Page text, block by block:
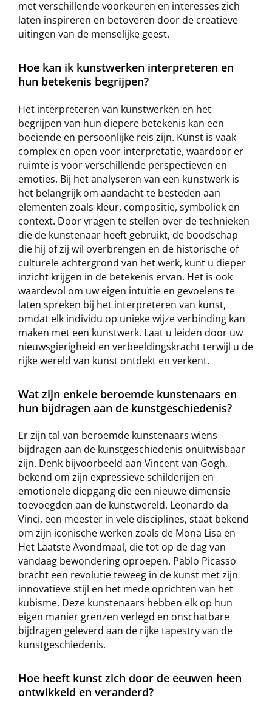
met verschillende voorkeuren en interesses zich
laten inspireren en betoveren door de creatieve
uitingen van de menselijke geest.
Hoe kan ik kunstwerken interpreteren en
hun betekenis begrijpen?
Het interpreteren van kunstwerken en het
begrijpen van hun diepere betekenis kan een
boeiende en persoonlijke reis zijn. Kunst is vaak
complex en open voor interpretatie, waardoor er
ruimte is voor verschillende perspectieven en
emoties. Bij het analyseren van een kunstwerk is
het belangrijk om aandacht te besteden aan
elementen zoals kleur, compositie, symboliek en
context. Door vragen te stellen over de technieken
die de kunstenaar heeft gebruikt, de boodschap
die hij of zij wil overbrengen en de historische of
culturele achtergrond van het werk, kunt u dieper
inzicht krijgen in de betekenis ervan. Het is ook
waardevol om uw eigen intuïtie en gevoelens te
laten spreken bij het interpreteren van kunst,
omdat elk individu op unieke wijze verbinding kan
maken met een kunstwerk. Laat u leiden door uw
nieuwsgierigheid en verbeeldingskracht terwijl u de
rijke wereld van kunst ontdekt en verkent.
Wat zijn enkele beroemde kunstenaars en
hun bijdragen aan de kunstgeschiedenis?
Er zijn tal van beroemde kunstenaars wiens
bijdragen aan de kunstgeschiedenis onuitwisbaar
zijn. Denk bijvoorbeeld aan Vincent van Gogh,
bekend om zijn expressieve schilderijen en
emotionele diepgang die een nieuwe dimensie
toevoegden aan de kunstwereld. Leonardo da
Vinci, een meester in vele disciplines, staat bekend
om zijn iconische werken zoals de Mona Lisa en
Het Laatste Avondmaal, die tot op de dag van
vandaag bewondering oproepen. Pablo Picasso
bracht een revolutie teweeg in de kunst met zijn
innovatieve stijl en het mede oprichten van het
kubisme. Deze kunstenaars hebben elk op hun
eigen manier grenzen verlegd en onschatbare
bijdragen geleverd aan de rijke tapestry van de
kunstgeschiedenis.
Hoe heeft kunst zich door de eeuwen heen
ontwikkeld en veranderd?